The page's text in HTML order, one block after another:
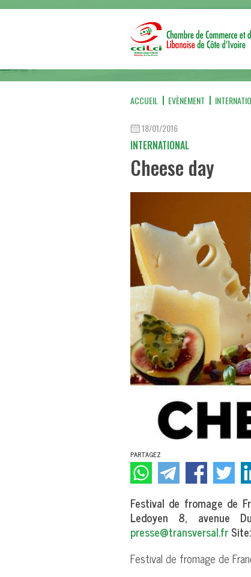
ACCUEIL EVÈNEMENT
18/01/2016
INTERNATIONAL
Cheese day
PARTAGEZ
Festival de fromage de
Ledoyen 8, avenue
presse@transversal.fr
Festival de fromage de